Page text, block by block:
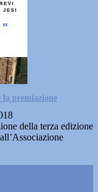
la premiazione
della terza edizione